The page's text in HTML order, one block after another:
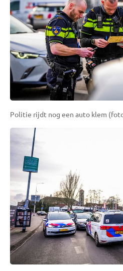
Politie rijdt nog een auto klem